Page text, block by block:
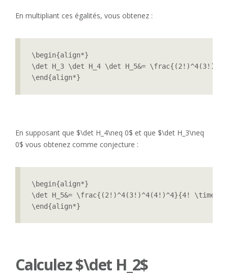
En multipliant ces égalités, vous obtenez :
\begin{align*}
\det H_3 \det H_4 \det H_5&=
\end{align*}
En supposant que $\det H_4\neq 0$ et que $\det H_3\neq
0$ vous obtenez comme conjecture :
\begin{align*}
\det H_5&= \frac{(2!)^4(3!)^4(4!)^4}{4! \times
\end{align*}
Calculez $\det H_2$